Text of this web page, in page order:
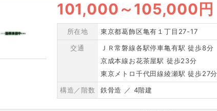
101,000 ～ 105,000円
所在地
東京都葛飾区亀有１丁目27-17
交通
ＪＲ常磐線各駅停車亀有駅 徒歩8分
京成本線お花茶屋駅 徒歩23分
東京メトロ千代田線綾瀬駅 徒歩27分
構造／階数
鉄骨造 ／ 4階建